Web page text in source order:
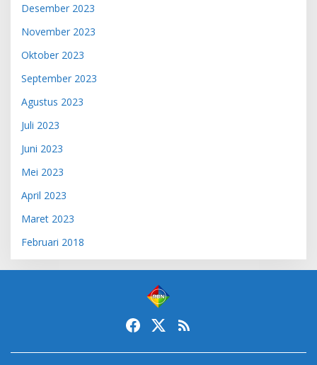
Desember 2023
November 2023
Oktober 2023
September 2023
Agustus 2023
Juli 2023
Juni 2023
Mei 2023
April 2023
Maret 2023
Februari 2018